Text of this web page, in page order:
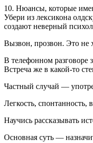
10. Нюансы, которые
Убери из лексикона
создают неверный
Вызвон, прозвон. Это не
В телефонном разговоре
Встреча же в какой-то
Частный случай —
Легкость,
Научись рассказывать
Основная суть —